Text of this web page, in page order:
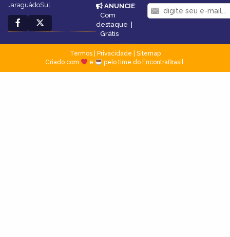
JaraguádoSul.
ANUNCIE:
Com
destaque
Grátis
Termos| Privacidade
Sitemap
Criado com
e pelo time do EncontraBrasil